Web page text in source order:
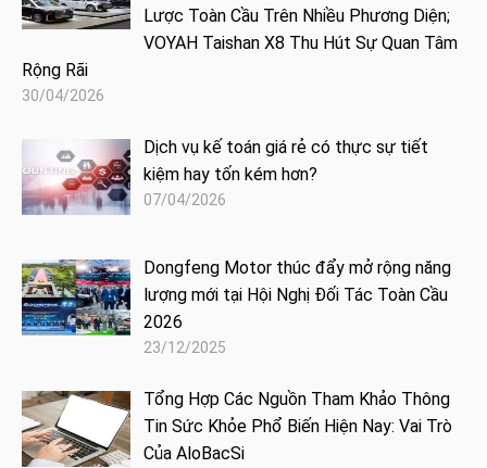
Lược Toàn Cầu Trên Nhiều Phương Diện;
VOYAH Taishan X8 Thu Hút Sự Quan Tâm
Rộng Rãi
30/04/2026
Dịch vụ kế toán giá rẻ có thực sự tiết
kiệm hay tốn kém hơn?
07/04/2026
Dongfeng Motor thúc đẩy mở rộng năng
lượng mới tại Hội Nghị Đối Tác Toàn Cầu
2026
23/12/2025
Tổng Hợp Các Nguồn Tham Khảo Thông
Tin Sức Khỏe Phổ Biến Hiện Nay: Vai Trò
Của AloBacSi